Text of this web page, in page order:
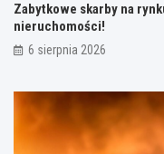
Zabytkowe skarby na
nieruchomości!
6 sierpnia 2026